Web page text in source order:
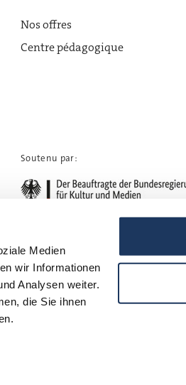
Medien
wir Informationen
Analysen weiter.
die Sie ihnen
Nos offres
Centre pédagogique
Soutenu par: